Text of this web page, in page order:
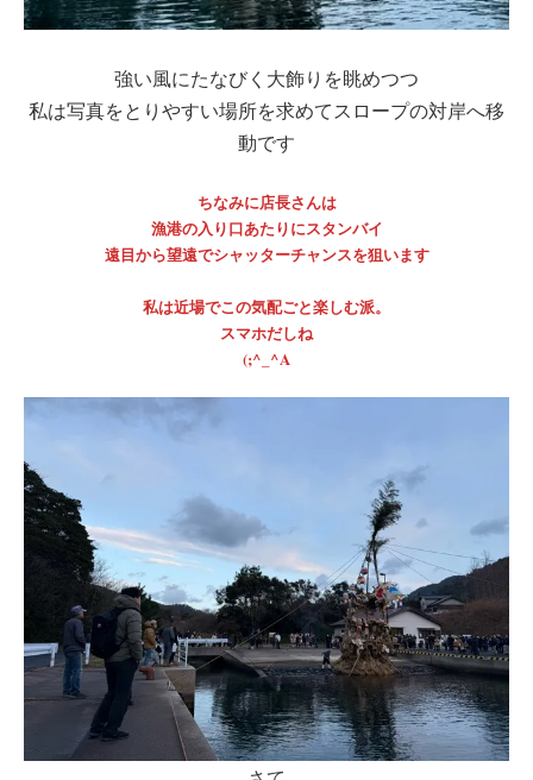
強い風にたなびく大飾りを眺めつつ
私は写真をとりやすい場所を求めてスロープの対岸へ移
動です
ちなみに店長さんは
漁港の入り口あたりにスタンバイ
遠目から望遠でシャッターチャンスを狙います
私は近場でこの気配ごと楽しむ派。
スマホだしね
(;^_^A